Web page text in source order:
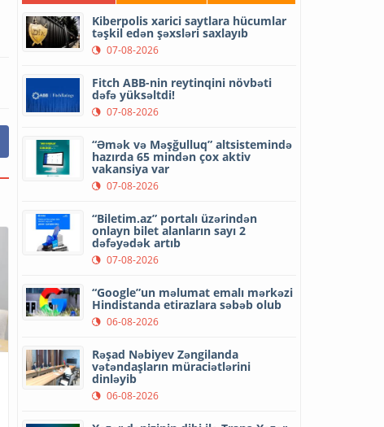
Kiberpolis xarici saytlara hücumlar
təşkil edən şəxsləri saxlayıb
07-08-2026
Fitch ABB-nin reytinqini növbəti
dəfə yüksəltdi!
07-08-2026
“Əmək və Məşğulluq” altsistemində
hazırda 65 mindən çox aktiv
vakansiya var
07-08-2026
“Biletim.az” portalı üzərindən
onlayn bilet alanların sayı 2
dəfəyədək artıb
07-08-2026
“Google”un məlumat emalı mərkəzi
Hindistanda etirazlara səbəb olub
06-08-2026
Rəşad Nəbiyev Zəngilanda
vətəndaşların müraciətlərini
dinləyib
06-08-2026